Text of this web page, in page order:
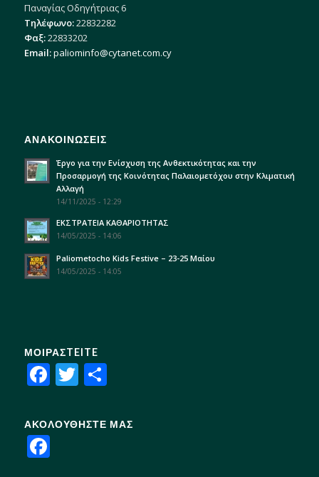
Παναγίας Οδηγήτριας 6
Τηλέφωνο:22832282
Φαξ:22833202
Email:paliominfo@cytanet.com.cy
ΑΝΑΚΟΙΝΩΣΕΙΣ
Έργο για την Ενίσχυση της Ανθεκτικότητας και την
Προσαρμογή της Κοινότητας Παλαιομετόχου στην Κλιματική
Αλλαγή
14/11/2025 - 12:29
ΕΚΣΤΡΑΤΕΙΑ ΚΑΘΑΡΙΟΤΗΤΑΣ
14/05/2025 - 14:06
Paliometocho Kids Festive – 23-25 Μαίου
14/05/2025 - 14:05
ΜΟΙΡΑΣTEITE
Facebook
Twitter
Share
ΑΚΟΛΟΥΘΗΣΤΕ ΜΑΣ
Facebook